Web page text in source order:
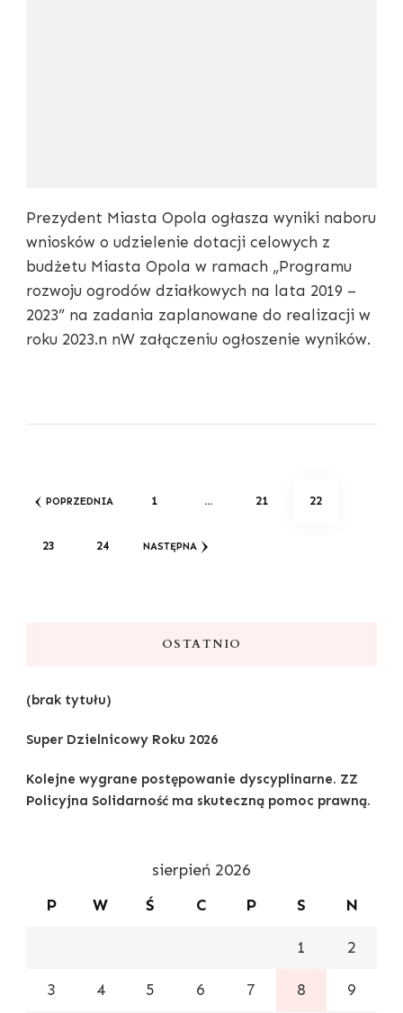
Prezydent Miasta Opola ogłasza wyniki naboru
wniosków o udzielenie dotacji celowych z
budżetu Miasta Opola w ramach „Programu
rozwoju ogrodów działkowych na lata 2019 –
2023” na zadania zaplanowane do realizacji w
roku 2023.n nW załączeniu ogłoszenie wyników.
Stronicowanie
POPRZEDNIA STRONA
1 … STRONA
21 STRONA
22
STRONA
23 STRONA
24 NASTĘPNA
OSTATNIO
(brak tytułu)
Super Dzielnicowy Roku 2026
Kolejne wygrane postępowanie dyscyplinarne. ZZ
Policyjna Solidarność ma skuteczną pomoc prawną.
sierpień 2026
P
W Ś C P S N
1 2
3 4 5 6 7 8 9